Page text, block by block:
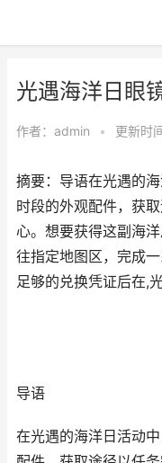
光遇海洋日眼
作者： admin • 更新时
摘要：导语在光遇的
时段的外观配件，获
心。想要获得这副海
往指定地图区，完成
足够的兑换凭证后在,
导语
在光遇的海洋日活动